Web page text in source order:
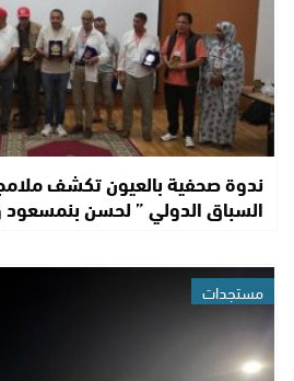
ندوة صحفية بالعيون تكشف
السباق الدولي ” لحسن
مستجدات